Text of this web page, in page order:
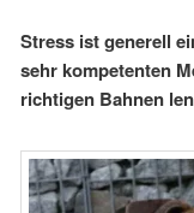
Stress ist generell
sehr kompetenten
richtigen Bahnen